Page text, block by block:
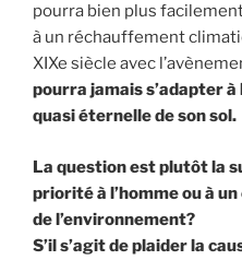
pourra bien plus
à un réchauffement
XIXe siècle avec
pourra jamais s’adapter
quasi éternelle de son sol.
La question est plutôt la
priorité à l’homme ou à
de l’environnement?
S’il s’agit de plaider la